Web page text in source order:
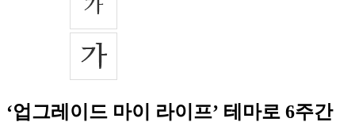
‘업그레이드 마이 라이프’ 테마로 6주간